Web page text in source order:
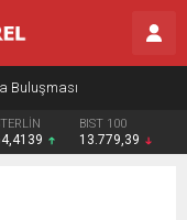
Buluşması
BIST 100
13.779,39